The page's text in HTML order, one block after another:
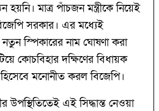
মাত্র পাঁচজন মন্ত্রীকে নিয়েই
সরকার। এর মধ্যেই
স্পিকারের নাম ঘোষণা করা
কোচবিহার দক্ষিণের বিধায়ক
মনোনীত করল বিজেপি।
উপস্থিতিতেই এই সিদ্ধান্ত নেওয়া